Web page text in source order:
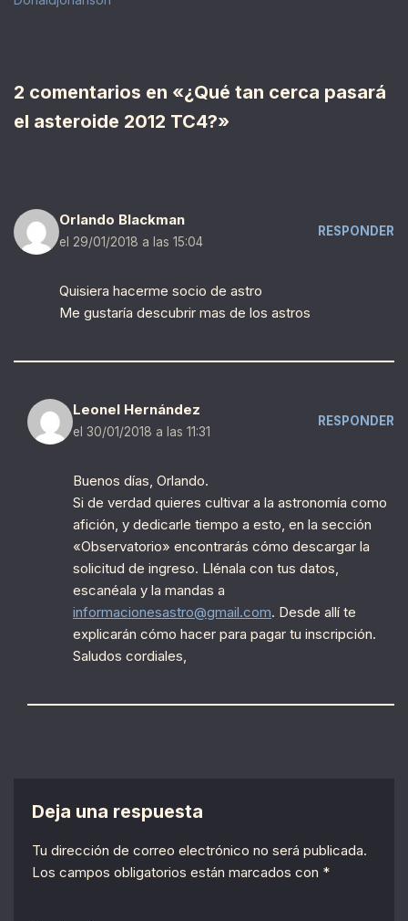
2 comentarios en «¿Qué tan cerca pasará
el asteroide 2012 TC4?»
Orlando Blackman
el 29/01/2018 a las 15:04
RESPONDER
Quisiera hacerme socio de astro
Me gustaría descubrir mas de los astros
Leonel Hernández
el 30/01/2018 a las 11:31
RESPONDER
Buenos días, Orlando.
Si de verdad quieres cultivar a la astronomía como
afición, y dedicarle tiempo a esto, en la sección
«Observatorio» encontrarás cómo descargar la
solicitud de ingreso. Llénala con tus datos,
escanéala y la mandas a
informacionesastro@gmail.com. Desde allí te
explicarán cómo hacer para pagar tu inscripción.
Saludos cordiales,
Deja una respuesta
Tu dirección de correo electrónico no será publicada.
Los campos obligatorios están marcados con *